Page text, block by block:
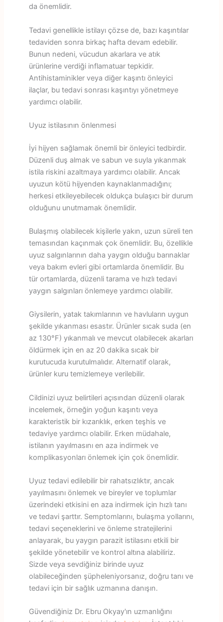
da önemlidir.
Tedavi genellikle istilayı çözse de, bazı kaşıntılar
tedaviden sonra birkaç hafta devam edebilir.
Bunun nedeni, vücudun akarlara ve atık
ürünlerine verdiği inflamatuar tepkidir.
Antihistaminikler veya diğer kaşıntı önleyici
ilaçlar, bu tedavi sonrası kaşıntıyı yönetmeye
yardımcı olabilir.
Uyuz istilasının önlenmesi
İyi hijyen sağlamak önemli bir önleyici tedbirdir.
Düzenli duş almak ve sabun ve suyla yıkanmak
istila riskini azaltmaya yardımcı olabilir. Ancak
uyuzun kötü hijyenden kaynaklanmadığını;
herkesi etkileyebilecek oldukça bulaşıcı bir durum
olduğunu unutmamak önemlidir.
Bulaşmış olabilecek kişilerle yakın, uzun süreli ten
temasından kaçınmak çok önemlidir. Bu, özellikle
uyuz salgınlarının daha yaygın olduğu barınaklar
veya bakım evleri gibi ortamlarda önemlidir. Bu
tür ortamlarda, düzenli tarama ve hızlı tedavi
yaygın salgınları önlemeye yardımcı olabilir.
Giysilerin, yatak takımlarının ve havluların uygun
şekilde yıkanması esastır. Ürünler sıcak suda (en
az 130°F) yıkanmalı ve mevcut olabilecek akarları
öldürmek için en az 20 dakika sıcak bir
kurutucuda kurutulmalıdır. Alternatif olarak,
ürünler kuru temizlemeye verilebilir.
Cildinizi uyuz belirtileri açısından düzenli olarak
incelemek, örneğin yoğun kaşıntı veya
karakteristik bir kızarıklık, erken teşhis ve
tedaviye yardımcı olabilir. Erken müdahale,
istilanın yayılmasını en aza indirmek ve
komplikasyonları önlemek için çok önemlidir.
Uyuz tedavi edilebilir bir rahatsızlıktır, ancak
yayılmasını önlemek ve bireyler ve toplumlar
üzerindeki etkisini en aza indirmek için hızlı tanı
ve tedavi şarttır. Semptomlarını, bulaşma yollarını,
tedavi seçeneklerini ve önleme stratejilerini
anlayarak, bu yaygın parazit istilasını etkili bir
şekilde yönetebilir ve kontrol altına alabiliriz.
Sizde veya sevdiğiniz birinde uyuz
olabileceğinden şüpheleniyorsanız, doğru tanı ve
tedavi için bir sağlık uzmanına danışın.
Güvendiğiniz Dr. Ebru Okyay'ın uzmanlığını